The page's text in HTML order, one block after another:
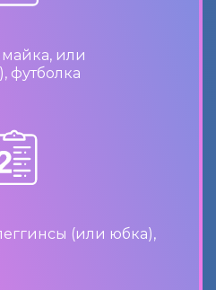
или
футболка
(или юбка),